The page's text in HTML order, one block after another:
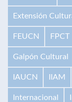
Extensión
FEUCN FPCT
Galpón Cultural
IAUCN IIAM
Internacional